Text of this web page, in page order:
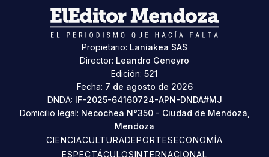
Propietario: Laniakea SAS
Director: Leandro Geneyro
Edición: 521
Fecha: 7 de agosto de 2026
DNDA: IF-2025-64160724-APN-DNDA#MJ
Domicilio legal: Necochea N°350 - Ciudad de Mendoza,
Mendoza
CIENCIACULTURADEPORTESECONOMÍA
ESPECTÁCULOSINTERNACIONAL